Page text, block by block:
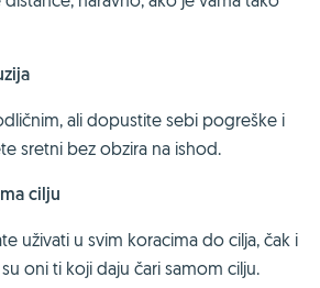
ali dopustite sebi pogreške i
sretni bez obzira na ishod.
cilju
uživati u svim koracima do cilja, čak i
oni ti koji daju čari samom cilju.